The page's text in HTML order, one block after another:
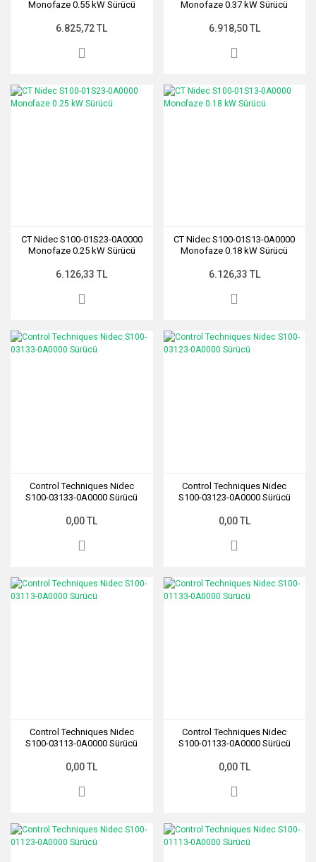
Monofaze 0.55 kW Sürücü
6.825,72 TL
Monofaze 0.37 kW Sürücü
6.918,50 TL
CT Nidec S100-01S23-0A0000
Monofaze 0.25 kW Sürücü
6.126,33 TL
CT Nidec S100-01S13-0A0000
Monofaze 0.18 kW Sürücü
6.126,33 TL
Control Techniques Nidec
S100-03133-0A0000 Sürücü
0,00 TL
Control Techniques Nidec
S100-03123-0A0000 Sürücü
0,00 TL
Control Techniques Nidec
S100-03113-0A0000 Sürücü
0,00 TL
Control Techniques Nidec
S100-01133-0A0000 Sürücü
0,00 TL